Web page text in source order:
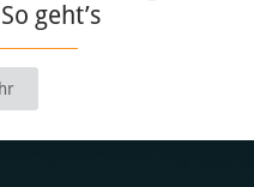
geht’s